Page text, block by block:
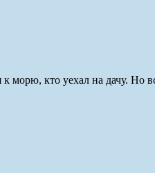
морю, кто уехал на дачу.